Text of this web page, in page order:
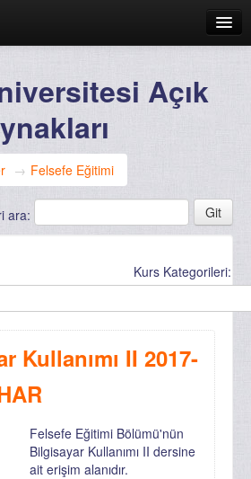
)
Açık
→ Felsefe Eğitimi
ara:
Kurs Kategorileri:
Kullanımı II 2017-
Felsefe Eğitimi Bölümü'nün
Bilgisayar Kullanımı II dersine
ait erişim alanıdır.